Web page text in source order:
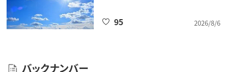
2026/8/6
95
バックナンバー